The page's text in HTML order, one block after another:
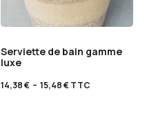
Serviette de bain gamme
luxe
14,38€ – 15,48€TTC